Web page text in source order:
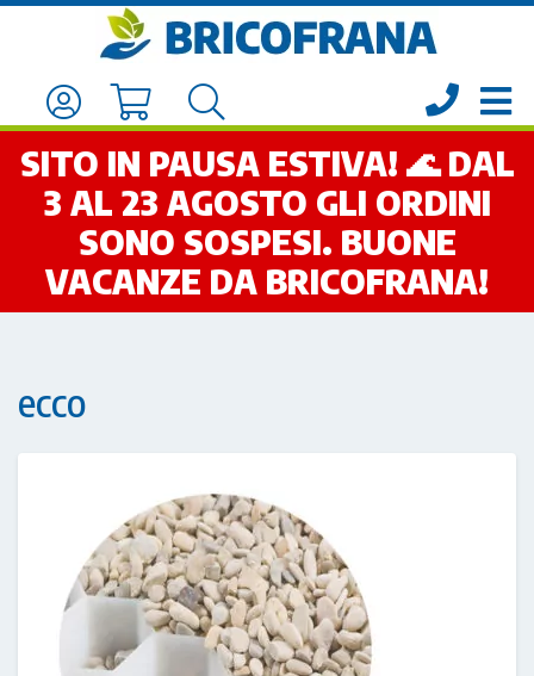
SITO IN PAUSA ESTIVA! 🌊 DAL
3 AL 23 AGOSTO GLI ORDINI
SONO SOSPESI. BUONE
VACANZE DA BRICOFRANA!
ecco